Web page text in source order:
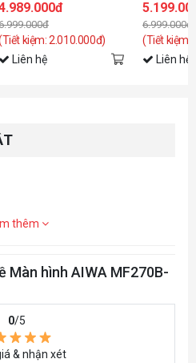
- Speaker)
kiệm: 2.010.000đ)
Liên hệ
6.999.000đ
(Tiết kiệm:
Liên hệ
thêm
Màn hình AIWA MF270B-
0/5
& nhận xét